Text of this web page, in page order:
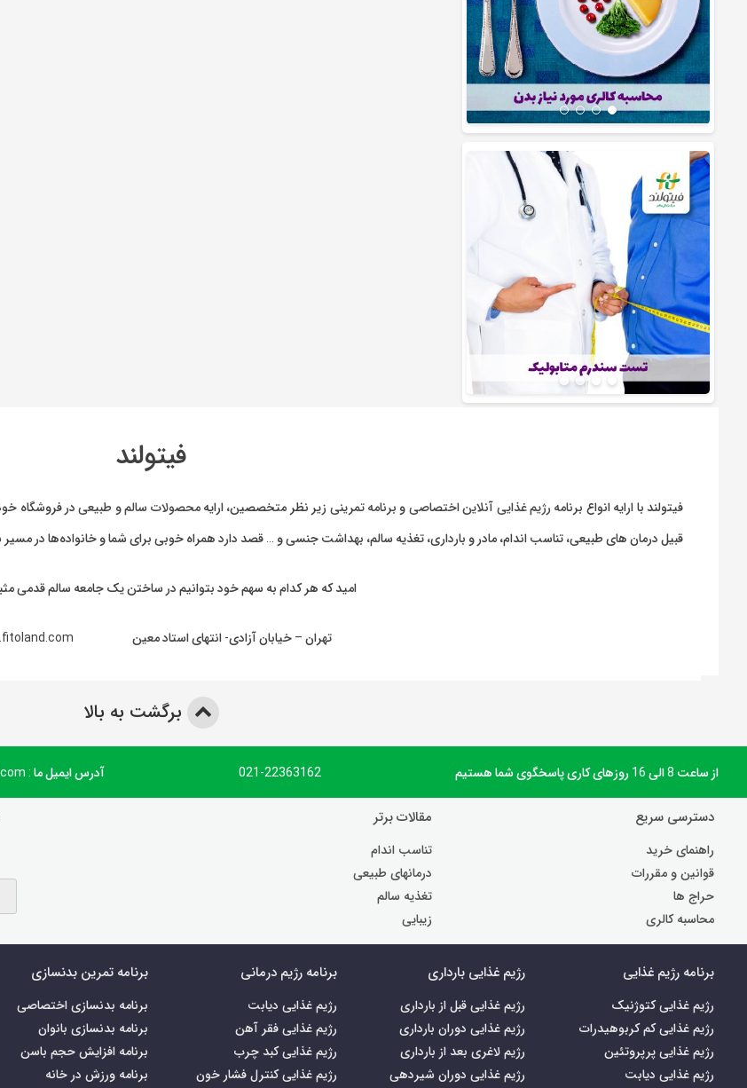
فیتولند
فیتولند با ارایه انواع برنامه رژیم غذایی آنلاین اختصاصی و برنامه تمرینی زیر نظر متخصصین، ارایهمحصولات سالم و طبیعیدر فروشگاه
قبیل درمان های طبیعی، تناسب اندام، مادر و بارداری، تغذیه سالم، بهداشت جنسی و … قصد دارد همراه خوبی برای شما و خانواده‌ها در مسیر
امید که هر کدام به سهم خود بتوانیم در ساختن یک جامعه سالم قدمی
تهران – خیابان آزادی- انتهای استاد معین www.fitoland.com
برگشت به بالا
از ساعت 8 الی 16 روزهای کاری پاسخگوی شما هستیم 021-22363162 آدرس ایمیل ما : info@fitoland.com
دسترسی سریع
راهنمای خرید
قوانین و مقررات
حراج ها
محاسبه کالری
مقالات برتر
تناسب اندام
درمانهای طبیعی
تغذیه سالم
زیبایی
برنامه رژیم غذایی
رژیم غذایی کتوژنیک
رژیم غذایی کم کربوهیدرات
رژیم غذایی پرپروتئین
رژیم غذایی دیابت
رژیم غذایی بارداری
رژیم غذایی قبل از بارداری
رژیم غذایی دوران بارداری
رژیم لاغری بعد از بارداری
رژیم غذایی دوران شیردهی
برنامه رژیم درمانی
رژیم غذایی دیابت
رژیم غذایی فقر آهن
رژیم غذایی کبد چرب
رژیم غذایی کنترل فشار خون
برنامه تمرین بدنسازی
برنامه بدنسازی اختصاصی
برنامه بدنسازی بانوان
برنامه افزایش حجم باسن
برنامه ورزش در خانه